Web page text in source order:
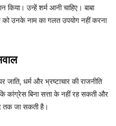
उन्हें शर्म आनी चाहिए। बाबा
उनके नाम का गलत उपयोग नहीं करना
धर्म और भ्रष्टाचार की राजनीति
कांग्रेस बिना सत्ता के नहीं रह सकती और
तक जा सकती है।